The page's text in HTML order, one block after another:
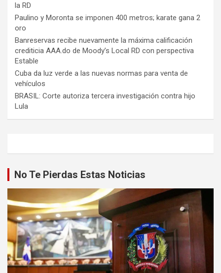
la RD
Paulino y Moronta se imponen 400 metros; karate gana 2
oro
Banreservas recibe nuevamente la máxima calificación
crediticia AAA.do de Moody’s Local RD con perspectiva
Estable
Cuba da luz verde a las nuevas normas para venta de
vehículos
BRASIL: Corte autoriza tercera investigación contra hijo
Lula
No Te Pierdas Estas Noticias